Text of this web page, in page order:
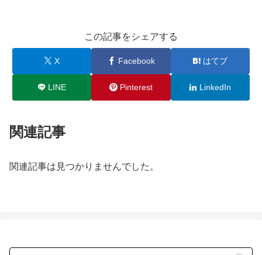
この記事をシェアする
X Facebook はてブ
LINE Pinterest LinkedIn
関連記事
関連記事は見つかりませんでした。